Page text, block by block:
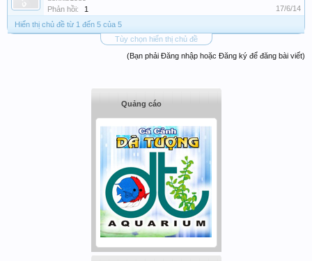
Phản hồi:
1
17/6/14
Hiển thị chủ đề từ 1 đến 5 của 5
Tùy chọn hiển thị chủ đề
(Bạn phải Đăng nhập hoặc Đăng ký để đăng bài viết)
Quảng cáo